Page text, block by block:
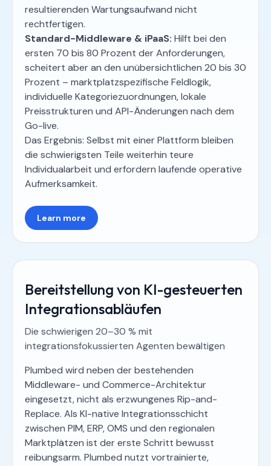
resultierenden Wartungsaufwand nicht
rechtfertigen.
Standard-Middleware & iPaaS: Hilft bei den
ersten 70 bis 80 Prozent der Anforderungen,
scheitert aber an den unübersichtlichen 20 bis 30
Prozent – marktplatzspezifische Feldlogik,
individuelle Kategoriezuordnungen, lokale
Preisstrukturen und API-Änderungen nach dem
Go-live.
Das Ergebnis: Selbst mit einer Plattform bleiben
die schwierigsten Teile weiterhin teure
Individualarbeit und erfordern laufende operative
Aufmerksamkeit.
Learn more
Bereitstellung von KI-gesteuerten
Integrationsabläufen
Die schwierigen 20–30 % mit
integrationsfokussierten Agenten bewältigen
Plumbed wird neben der bestehenden
Middleware- und Commerce-Architektur
eingesetzt, nicht als erzwungenes Rip-and-
Replace. Als KI-native Integrationsschicht
zwischen PIM, ERP, OMS und den regionalen
Marktplätzen ist der erste Schritt bewusst
reibungsarm. Plumbed nutzt vortrainierte,